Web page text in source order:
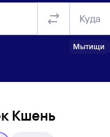
Куда
Мытищи
Кшень